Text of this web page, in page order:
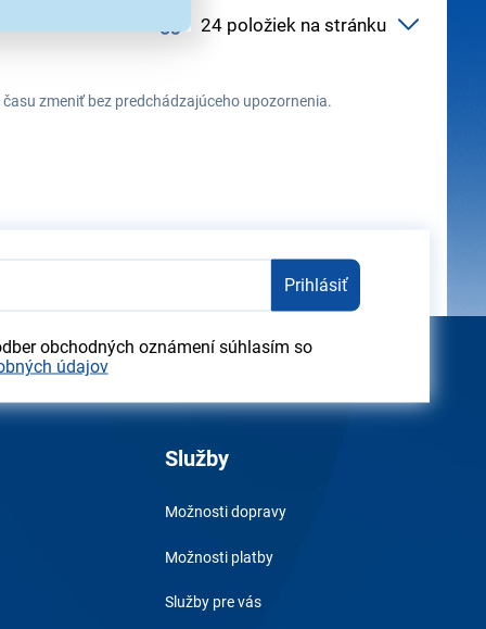
zmeniť bez predchádzajúceho upozornenia.
Prihlásiť
obchodných oznámení súhlasím so
údajov
Služby
Možnosti dopravy
Možnosti platby
Služby pre vás